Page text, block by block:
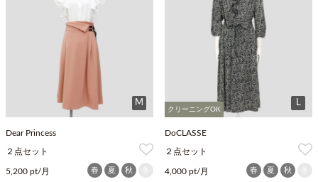
M
Dear Princess
２点セット
5,200 pt/月 春 夏 秋
クリーニングOK
L
DoCLASSE
２点セット
4,000 pt/月 春 夏 秋